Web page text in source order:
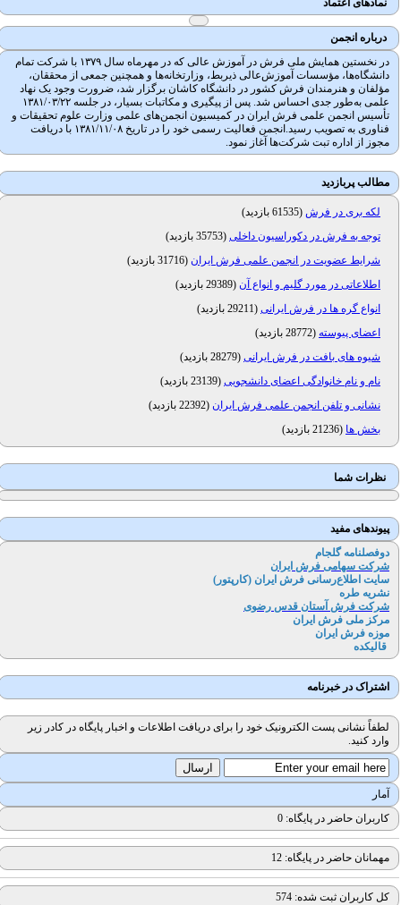
نمادهای اعتماد
درباره انجمن
در نخستین همایش ملی فرش در آموزش عالی که در مهرماه سال ۱۳۷۹ با شرکت تمام
دانشگاه‌ها، مؤسسات آموزش‌عالی ذیربط، وزارتخانه‌ها و همچنین جمعی از محققان،
مؤلفان و هنرمندان فرش کشور در دانشگاه کاشان برگزار شد، ضرورت وجود یک نهاد
علمی به‌طور جدی احساس شد. پس از پیگیری و مکاتبات بسیار، در جلسه ۱۳۸۱/۰۳/۲۲
تأسیس انجمن علمی فرش ایران در کمیسیون انجمن‌های علمی وزارت علوم تحقیقات و
فناوری به تصویب رسید.انجمن فعالیت رسمی خود را در تاریخ ۱۳۸۱/۱۱/۰۸ با دریافت
مجوز از اداره تبت شرکت‌ها آغاز نمود.
مطالب پربازدید
لکه بری در فرش( 61535 بازدید
)
توجه به فرش در دکوراسیون داخلی( 35753 بازدید
)
شرایط عضویت در انجمن علمی فرش ایران (31716 بازدید
)
اطلاعاتی در مورد گلیم و انواع آن (29389 بازدید
)
انواع گره ها در فرش ایرانی( 29211 بازدید
)
اعضای پیوسته(28772 بازدید
)
شیوه های بافت در فرش ایرانی( 28279 بازدید
)
نام و نام خانوادگی اعضای دانشجویی( 23139 بازدید
)
نشانی و تلفن انجمن علمی فرش ایران (22392 بازدید
)
بخش ها (21236 بازدید )
نظرات شما
پیوندهای مفید
دوفصلنامه گلجام
شرکت سهامی فرش ایران
سایت اطلاع‌رسانی فرش ایران (کارپتور)
نشریه طره
شرکت فرش آستان قدس رضوی
مرکز ملی فرش ایران
موزه فرش ایران
قالیکده
اشتراک در خبرنامه
لطفاً نشانی پست الکترونیک خود را برای دریافت اطلاعات و اخبار پایگاه در کادر زیر
وارد کنید.
آمار
کاربران حاضر در پایگاه: 0
مهمانان حاضر در پایگاه: 12
کل کاربران ثبت شده: 574